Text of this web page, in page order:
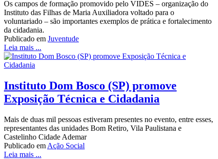
Os campos de formação promovido pelo VIDES – organização do
Instituto das Filhas de Maria Auxiliadora voltado para o
voluntariado – são importantes exemplos de prática e fortalecimento
da cidadania.
Publicado em Juventude
Leia mais ...
Instituto Dom Bosco (SP) promove
Exposição Técnica e Cidadania
Mais de duas mil pessoas estiveram presentes no evento, entre esses,
representantes das unidades Bom Retiro, Vila Paulistana e
Castelinho Cidade Ademar
Publicado em Ação Social
Leia mais ...